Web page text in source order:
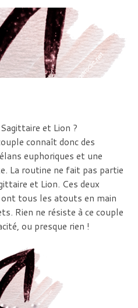
et Lion ?
connaît donc des
euphoriques et une
La routine ne fait pas partie
et Lion. Ces deux
tous les atouts en main
Rien ne résiste à ce couple
ou presque rien !